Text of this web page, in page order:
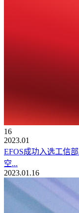
16
2023.01
EFOS成功入选工信
空...
2023.01.16